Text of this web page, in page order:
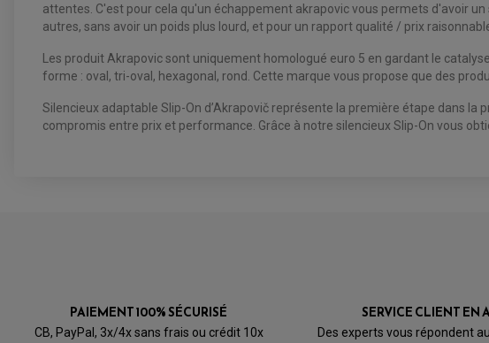
attentes. C'est pour cela qu'un échappement akrapovic vous permets d'avoir
autres, sans avoir un poids plus lourd, et pour un rapport qualité / prix
Les produit Akrapovic sont uniquement homologué euro 5 en gardant le
forme : oval, tri-oval, hexagonal, rond. Cette marque vous propose que des
Silencieux adaptable Slip-On d’Akrapovič représente la première étape dans la
compromis entre prix et performance. Grâce à notre silencieux Slip-On vous
PAIEMENT 100% SÉCURISÉ
CB, PayPal, 3x/4x sans frais ou crédit 10x
SERVICE CLIENT EN
Des experts vous répondent